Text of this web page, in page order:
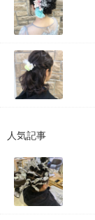
人気記事